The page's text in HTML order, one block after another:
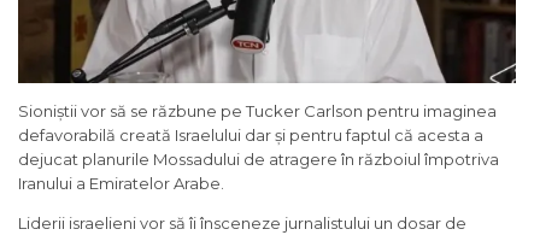
Sioniștii vor să se răzbune peTucker Carlson pentru imaginea
defavorabilă creată Israelului dar și pentru faptul că acesta a
dejucat planurile Mossadului de atragere în războiul împotriva
Iranului a Emiratelor Arabe.
Liderii israelieni vor să îi însceneze jurnalistului un dosar de